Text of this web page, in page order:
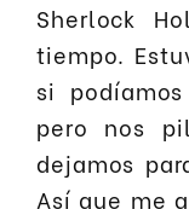
Sherlock
tiempo.
si
pero nos
dejamos
Así que me